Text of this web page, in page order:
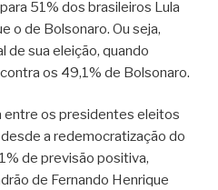
51% dos brasileiros Lula
o de Bolsonaro. Ou seja,
de sua eleição, quando
os 49,1% de Bolsonaro.
entre os presidentes eleitos
a redemocratização do
de previsão positiva,
de Fernando Henrique